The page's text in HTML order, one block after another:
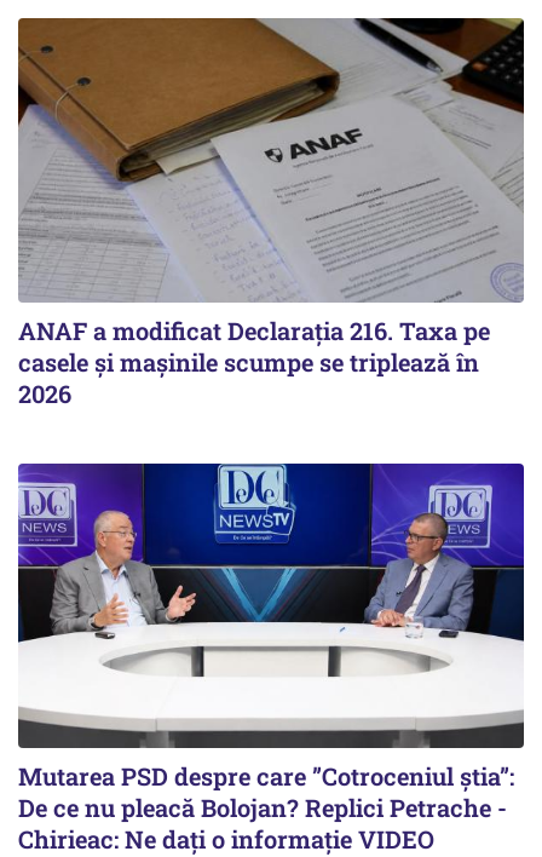
ANAF a modificat Declarația 216. Taxa pe
casele și mașinile scumpe se triplează în
2026
Mutarea PSD despre care ”Cotroceniul știa”:
De ce nu pleacă Bolojan? Replici Petrache -
Chirieac: Ne dați o informație VIDEO